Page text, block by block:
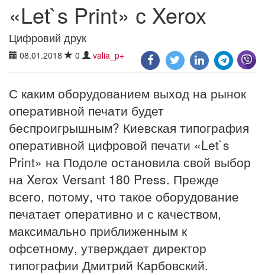
«Let`s Print» с Xerox
Цифровий друк
08.01.2018 0 valia_p+
С каким оборудованием выход на рынок
оперативной печати будет
беспроигрышным? Киевская типография
оперативной цифровой печати «Let`s
Print» на Подоле остановила свой выбор
на Xerox Versant 180 Press. Прежде
всего, потому, что такое оборудование
печатает оперативно и с качеством,
максимально приближенным к
офсетному, утверждает директор
типографии Дмитрий Карбовский.